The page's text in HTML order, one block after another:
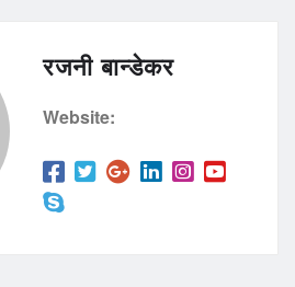
रजनी बान्डेकर
Website: